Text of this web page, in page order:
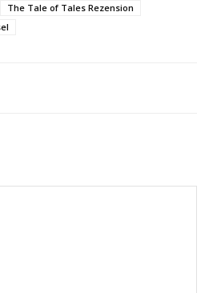
The Tale of Tales Rezension